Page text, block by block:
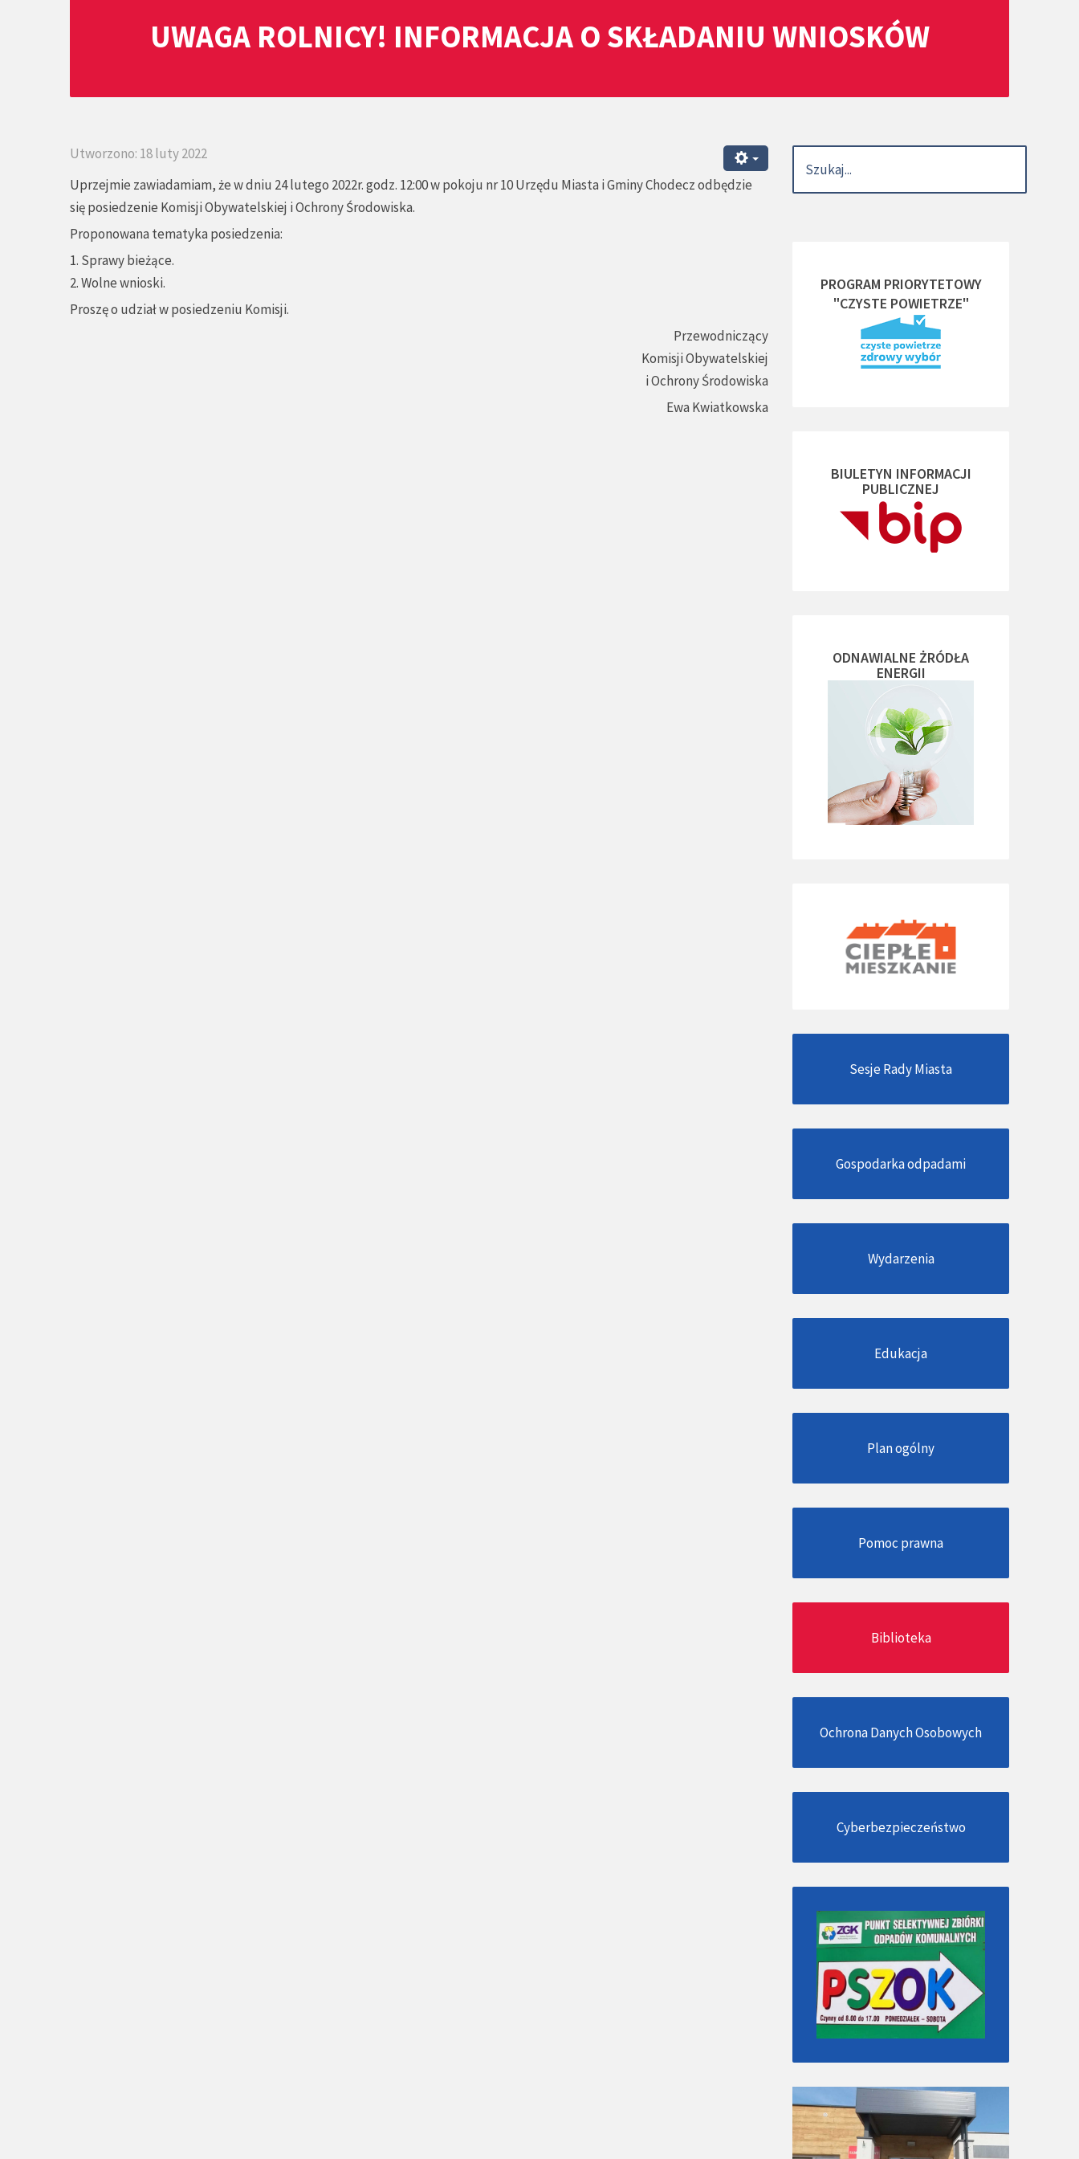
UWAGA ROLNICY! INFORMACJA O SKŁADANIU WNIOSKÓW
Utworzono: 18 luty 2022
Uprzejmie zawiadamiam, że w dniu 24 lutego 2022r. godz. 12:00 w pokoju nr 10 Urzędu Miasta i Gminy Chodecz odbędzie
się posiedzenie Komisji Obywatelskiej i Ochrony Środowiska.
Proponowana tematyka posiedzenia:
1. Sprawy bieżące.
2. Wolne wnioski.
Proszę o udział w posiedzeniu Komisji.
Przewodniczący
Komisji Obywatelskiej
i Ochrony Środowiska
Ewa Kwiatkowska
PROGRAM PRIORYTETOWY
"CZYSTE POWIETRZE"
BIULETYN INFORMACJI
PUBLICZNEJ
ODNAWIALNE ŻRÓDŁA
ENERGII
Sesje Rady Miasta
Gospodarka odpadami
Wydarzenia
Edukacja
Plan ogólny
Pomoc prawna
Biblioteka
Ochrona Danych Osobowych
Cyberbezpieczeństwo